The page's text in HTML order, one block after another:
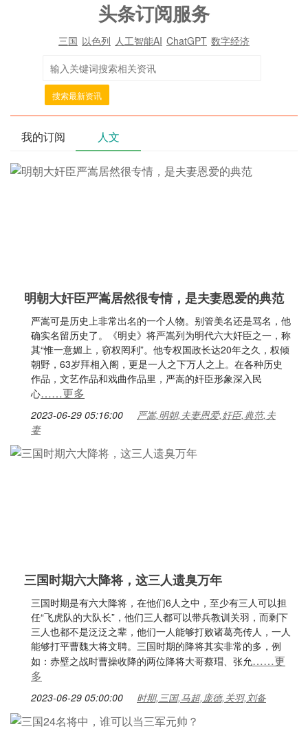
头条订阅服务
三国 以色列 人工智能AI ChatGPT 数字经济
搜索最新资讯
我的订阅 人文
明朝大奸臣严嵩居然很专情，是夫妻恩爱的典范
严嵩可是历史上非常出名的一个人物。别管美名还是骂名，他
确实名留历史了。《明史》将严嵩列为明代六大奸臣之一，称
其“惟一意媚上，窃权罔利”。他专权国政长达20年之久，权倾
朝野，63岁拜相入阁，更是一人之下万人之上。在各种历史
作品，文艺作品和戏曲作品里，严嵩的奸臣形象深入民
心……更多
2023-06-29 05:16:00
严嵩,明朝,夫妻恩爱,奸臣,典范,夫
妻
三国时期六大降将，这三人遗臭万年
三国时期是有六大降将，在他们6人之中，至少有三人可以担
任“飞虎队的大队长”，他们三人都可以带兵教训关羽，而剩下
三人也都不是泛泛之辈，他们一人能够打败诸葛亮传人，一人
能够打平曹魏大将文聘。三国时期的降将其实非常的多，例
如：赤壁之战时曹操收降的两位降将大哥蔡瑁、张允……更
多
2023-06-29 05:00:00 时期,三国,马超,庞德,关羽,刘备